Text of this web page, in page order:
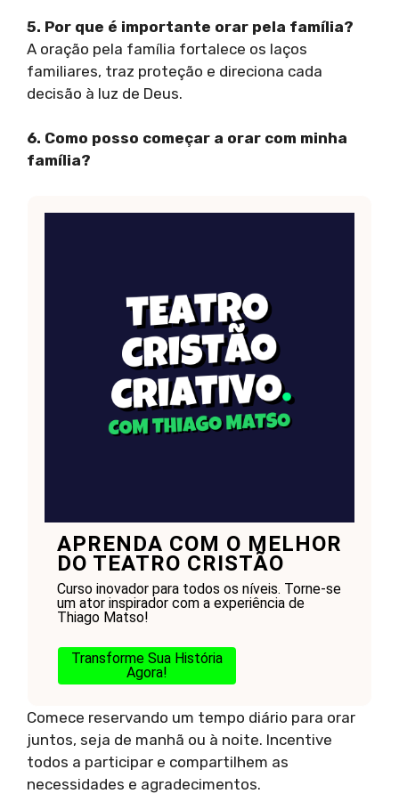
5. Por que é importante orar pela família?
A oração pela família fortalece os laços
familiares, traz proteção e direciona cada
decisão à luz de Deus.
6. Como posso começar a orar com minha
família?
APRENDA COM O MELHOR
DO TEATRO CRISTÃO
Curso inovador para todos os níveis. Torne-se
um ator inspirador com a experiência de
Thiago Matso!
Transforme Sua História
Agora!
Comece reservando um tempo diário para orar
juntos, seja de manhã ou à noite. Incentive
todos a participar e compartilhem as
necessidades e agradecimentos.